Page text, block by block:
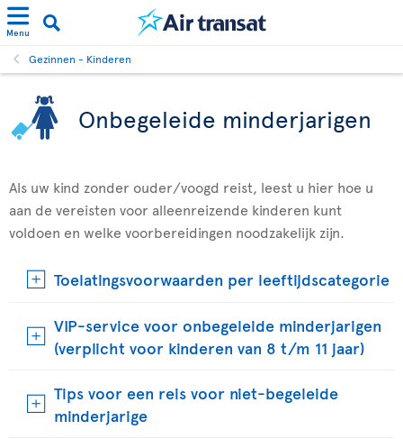
Menu
Gezinnen - Kinderen
Onbegeleide minderjarigen
Als uw kind zonder ouder/voogd reist, leest u hier hoe u
aan de vereisten voor alleenreizende kinderen kunt
voldoen en welke voorbereidingen noodzakelijk zijn.
Toelatingsvoorwaarden per leeftijdscategorie
VIP-service voor onbegeleide minderjarigen
(verplicht voor kinderen van 8 t/m 11 jaar)
Tips voor een reis voor niet-begeleide
minderjarige